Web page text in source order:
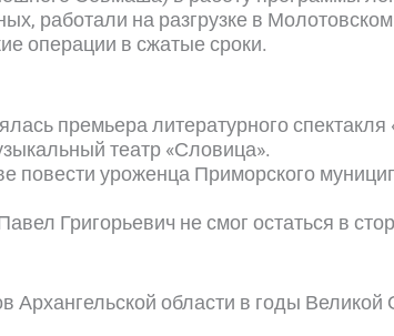
работали на разгрузке в
операции в сжатые сроки.
премьера литературного
театр «Словица».
уроженца Приморского
Григорьевич не смог остаться в
области в годы Великой